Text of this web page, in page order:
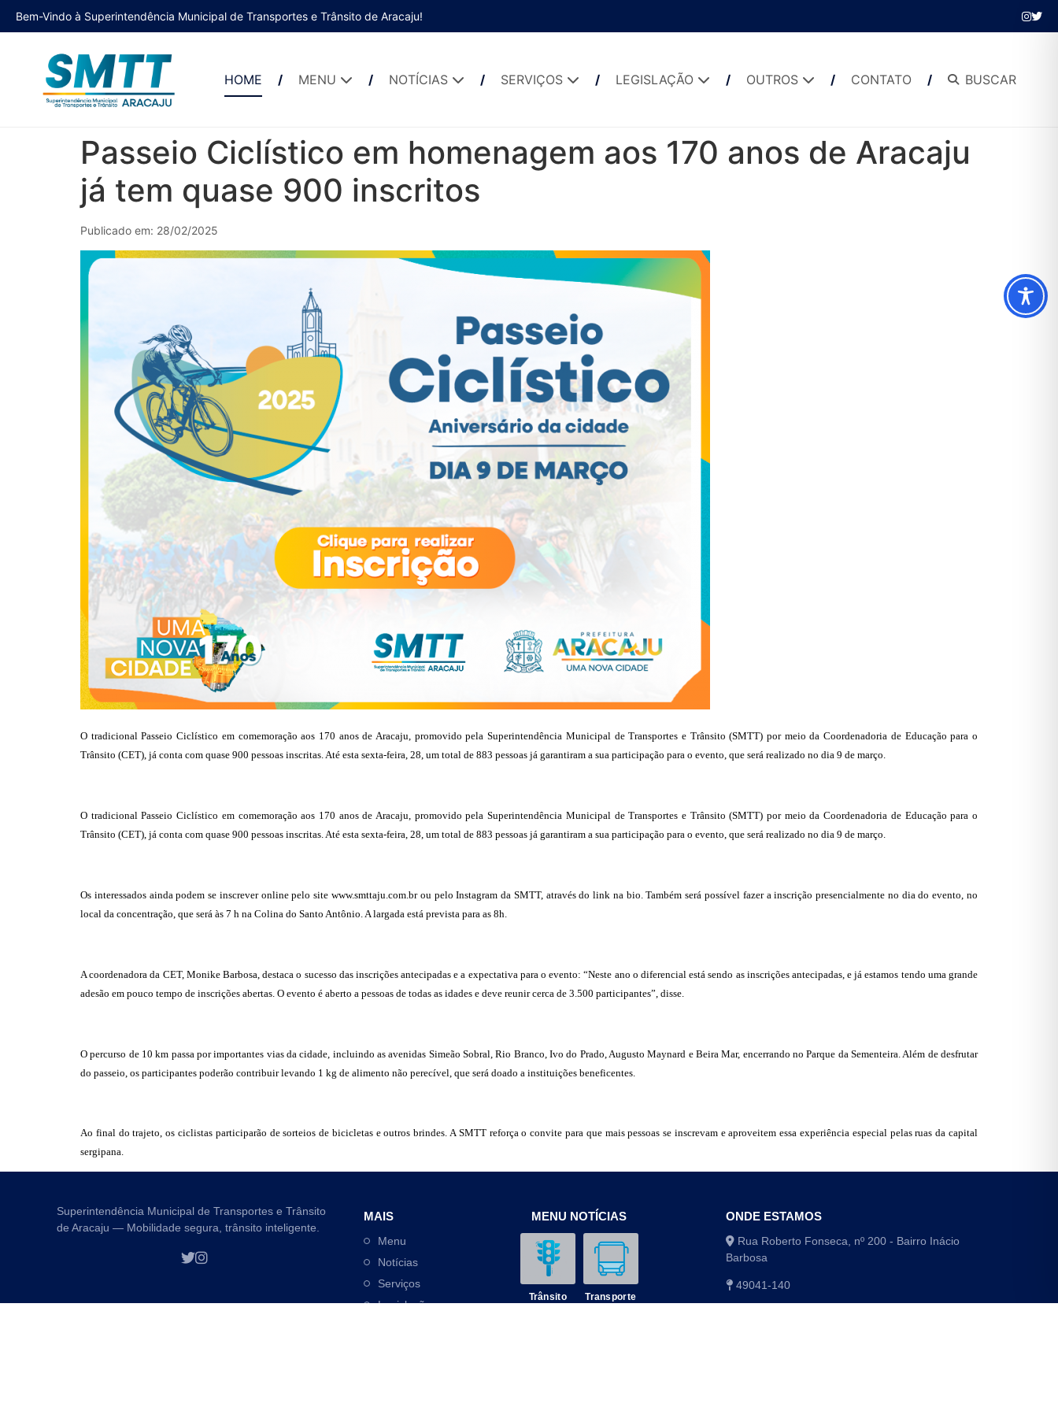
Bem-Vindo à Superintendência Municipal de Transportes e Trânsito de Aracaju!
HOME MENU NOTÍCIAS SERVIÇOS LEGISLAÇÃO OUTROS CONTATO BUSCAR
Passeio Ciclístico em homenagem aos 170 anos de Aracaju
já tem quase 900 inscritos
Publicado em: 28/02/2025
O tradicional Passeio Ciclístico em comemoração aos 170 anos de Aracaju, promovido pela Superintendência Municipal de Transportes e Trânsito (SMTT) por meio da Coordenadoria de Educação para o
Trânsito (CET), já conta com quase 900 pessoas inscritas. Até esta sexta-feira, 28, um total de 883 pessoas já garantiram a sua participação para o evento, que será realizado no dia 9 de março.
O tradicional Passeio Ciclístico em comemoração aos 170 anos de Aracaju, promovido pela Superintendência Municipal de Transportes e Trânsito (SMTT) por meio da Coordenadoria de Educação para o
Trânsito (CET), já conta com quase 900 pessoas inscritas. Até esta sexta-feira, 28, um total de 883 pessoas já garantiram a sua participação para o evento, que será realizado no dia 9 de março.
Os interessados ainda podem se inscrever online pelo site www.smttaju.com.br ou pelo Instagram da SMTT, através do link na bio. Também será possível fazer a inscrição presencialmente no dia do evento, no
local da concentração, que será às 7 h na Colina do Santo Antônio. A largada está prevista para as 8h.
A coordenadora da CET, Monike Barbosa, destaca o sucesso das inscrições antecipadas e a expectativa para o evento: “Neste ano o diferencial está sendo as inscrições antecipadas, e já estamos tendo uma grande
adesão em pouco tempo de inscrições abertas. O evento é aberto a pessoas de todas as idades e deve reunir cerca de 3.500 participantes”, disse.
O percurso de 10 km passa por importantes vias da cidade, incluindo as avenidas Simeão Sobral, Rio Branco, Ivo do Prado, Augusto Maynard e Beira Mar, encerrando no Parque da Sementeira. Além de desfrutar
do passeio, os participantes poderão contribuir levando 1 kg de alimento não perecível, que será doado a instituições beneficentes.
Ao final do trajeto, os ciclistas participarão de sorteios de bicicletas e outros brindes. A SMTT reforça o convite para que mais pessoas se inscrevam e aproveitem essa experiência especial pelas ruas da capital
sergipana.
Superintendência Municipal de Transportes e Trânsito
de Aracaju — Mobilidade segura, trânsito inteligente.
MAIS
Menu
Notícias
Serviços
Legislação
MENU NOTÍCIAS
Trânsito Transporte
ONDE ESTAMOS
Rua Roberto Fonseca, nº 200 - Bairro Inácio
Barbosa
49041-140